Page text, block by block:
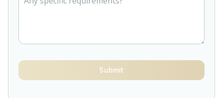
Submit